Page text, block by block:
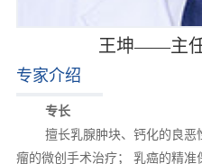
王坤——主
专家介绍
专长
擅长乳腺肿块、钙化的良恶
瘤的微创手术治疗； 乳癌的精